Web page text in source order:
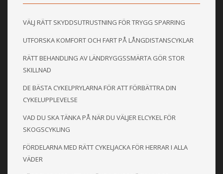
VÄLJ RÄTT SKYDDSUTRUSTNING FÖR TRYGG SPARRING
UTFORSKA KOMFORT OCH FART PÅ LÅNGDISTANSCYKLAR
RÄTT BEHANDLING AV LÄNDRYGGSSMÄRTA GÖR STOR
SKILLNAD
DE BÄSTA CYKELPRYLARNA FÖR ATT FÖRBÄTTRA DIN
CYKELUPPLEVELSE
VAD DU SKA TÄNKA PÅ NÄR DU VÄLJER ELCYKEL FÖR
SKOGSCYKLING
FÖRDELARNA MED RÄTT CYKELJACKA FÖR HERRAR I ALLA
VÄDER